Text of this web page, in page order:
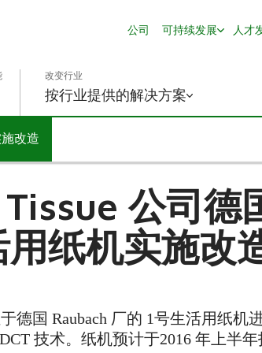
公司 可持续发展 人才
改变行业
按行业提供的解决方案
改造
公司德
用纸机实施改
德国 Raubach 厂的 1号生活用纸机
技术。纸机预计于2016 年上半